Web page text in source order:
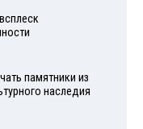
памятники из
наследия